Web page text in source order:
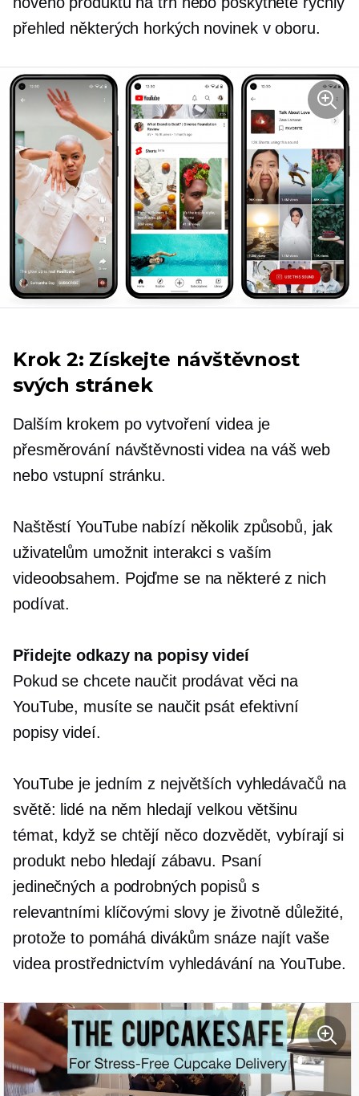
přehled některých horkých novinek v oboru.
Krok 2: Získejte návštěvnost
svých stránek
Dalším krokem po vytvoření videa je
přesměrování návštěvnosti videa na váš web
nebo vstupní stránku.
Naštěstí YouTube nabízí několik způsobů, jak
uživatelům umožnit interakci s vaším
videoobsahem. Pojďme se na některé z nich
podívat.
Přidejte odkazy na popisy videí
Pokud se chcete naučit prodávat věci na
YouTube, musíte se naučit psát efektivní
popisy videí.
YouTube je jedním z největších vyhledávačů na
světě: lidé na něm hledají velkou většinu
témat, když se chtějí něco dozvědět, vybírají si
produkt nebo hledají zábavu. Psaní
jedinečných a podrobných popisů s
relevantními klíčovými slovy je životně důležité,
protože to pomáhá divákům snáze najít vaše
videa prostřednictvím vyhledávání na YouTube.